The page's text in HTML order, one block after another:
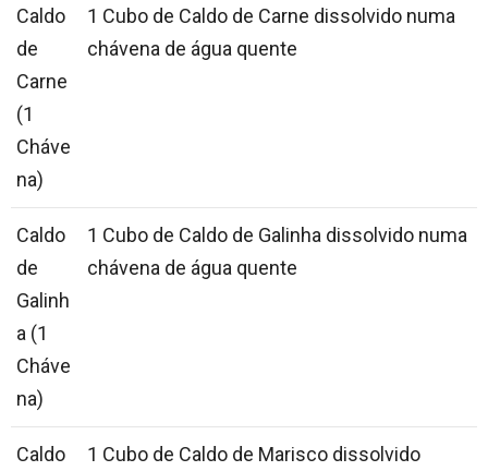
Caldo
de
Carne
(1
Cháve
na)
1 Cubo de Caldo de Carne dissolvido numa
chávena de água quente
Caldo
de
Galinh
a (1
Cháve
na)
1 Cubo de Caldo de Galinha dissolvido numa
chávena de água quente
Caldo
1 Cubo de Caldo de Marisco dissolvido